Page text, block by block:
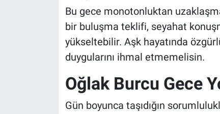
Bu gece monotonluktan
bir buluşma teklifi, seyahat
yükseltebilir. Aşk hayatında
duygularını ihmal etmemelisin.
Oğlak Burcu Gece
Gün boyunca taşıdığın